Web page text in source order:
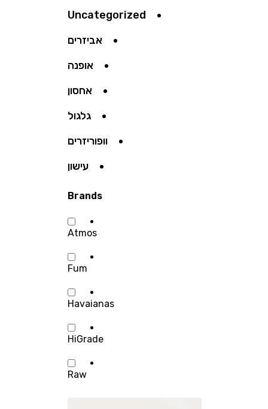
Uncategorized
אביזרים
אופנה
אחסון
גלגול
וופוריזרים
עישון
Brands
Atmos
Fum
Havaianas
HiGrade
Raw